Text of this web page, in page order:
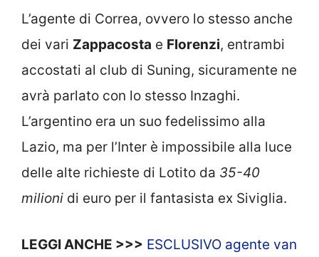
L’agente di Correa, ovvero lo stesso anche
dei vari Zappacosta e Florenzi, entrambi
accostati al club di Suning, sicuramente ne
avrà parlato con lo stesso Inzaghi.
L’argentino era un suo fedelissimo alla
Lazio, ma per l’Inter è impossibile alla luce
delle alte richieste di Lotito da 35-40
milioni di euro per il fantasista ex Siviglia.
LEGGI ANCHE >>> ESCLUSIVO agente van